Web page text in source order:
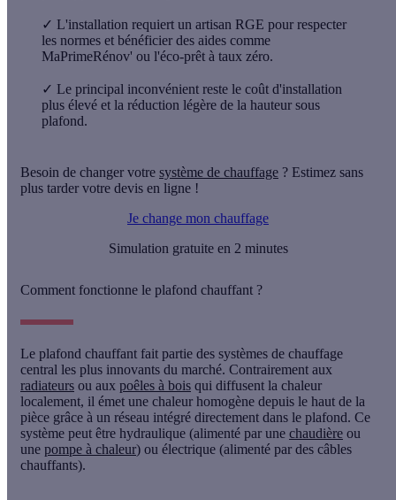
✓ L'installation requiert un artisan RGE pour respecter
les normes et bénéficier des aides comme
MaPrimeRénov' ou l'éco-prêt à taux zéro.
✓ Le principal inconvénient reste le coût d'installation
plus élevé et la réduction légère de la hauteur sous
plafond.
Besoin de changer votre système de chauffage ? Estimez sans
plus tarder votre devis en ligne !
Je change mon chauffage
Simulation gratuite en 2 minutes
Comment fonctionne le plafond chauffant ?
Le plafond chauffant fait partie des systèmes de chauffage
central les plus innovants du marché. Contrairement aux
radiateurs ou aux poêles à bois qui diffusent la chaleur
localement, il émet une chaleur homogène depuis le haut de la
pièce grâce à un réseau intégré directement dans le plafond. Ce
système peut être hydraulique (alimenté par une chaudière ou
une pompe à chaleur) ou électrique (alimenté par des câbles
chauffants).